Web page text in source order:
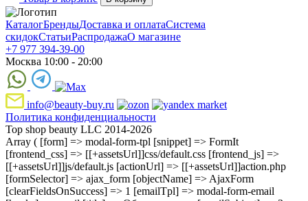
КаталогБрендыДоставка и оплатаСистема
скидокСтатьиРаспродажаО магазине
+7 977 394-39-00
Москва 10:00 - 20:00
info@beauty-buy.ru
Политика конфиденциальности
Top shop beauty LLC 2014-2026
Array ( [form] => modal-form-tpl [snippet] => FormIt
[frontend_css] => [[+assetsUrl]]css/default.css [frontend_js] =>
[[+assetsUrl]]js/default.js [actionUrl] => [[+assetsUrl]]action.php
[formSelector] => ajax_form [objectName] => AjaxForm
[clearFieldsOnSuccess] => 1 [emailTpl] => modal-form-email